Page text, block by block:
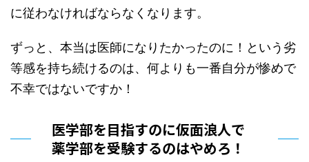
に従わなければならなくなります。
ずっと、本当は医師になりたかったのに！という劣
等感を持ち続けるのは、何よりも一番自分が惨めで
不幸ではないですか！
医学部を目指すのに仮面浪人で
薬学部を受験するのはやめろ！